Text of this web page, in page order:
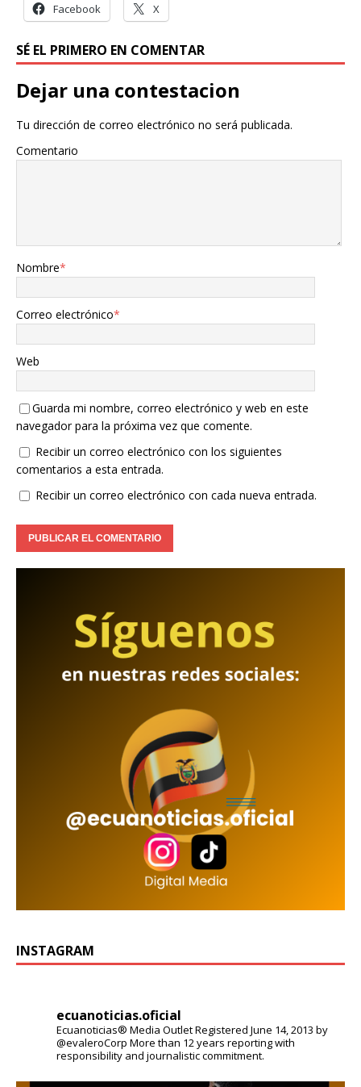
Facebook X
SÉ EL PRIMERO EN COMENTAR
Dejar una contestacion
Tu dirección de correo electrónico no será publicada.
Comentario
Nombre*
Correo electrónico*
Web
Guarda mi nombre, correo electrónico y web en este
navegador para la próxima vez que comente.
Recibir un correo electrónico con los siguientes
comentarios a esta entrada.
Recibir un correo electrónico con cada nueva entrada.
INSTAGRAM
ecuanoticias.oficial
Ecuanoticias® Media OutletRegistered June 14, 2013 by
@evaleroCorp More than 12 years reporting with
responsibility and journalistic commitment.